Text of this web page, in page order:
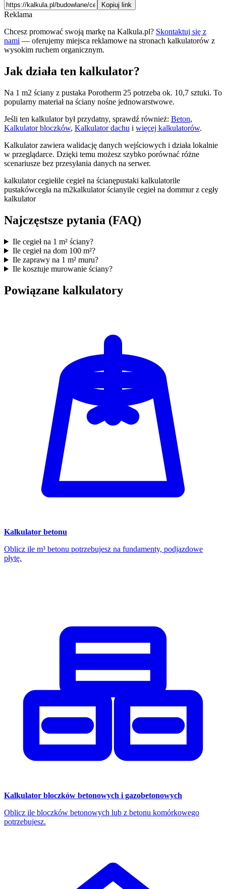
Kopiuj link
Reklama
Chcesz promować swoją markę na Kalkula.pl? Skontaktuj się z
nami — oferujemy miejsca reklamowe na stronach kalkulatorów z
wysokim ruchem organicznym.
Jak działa ten kalkulator?
Na 1 m2 ściany z pustaka Porotherm 25 potrzeba ok. 10,7 sztuki. To
popularny materiał na ściany nośne jednowarstwowe.
Jeśli ten kalkulator był przydatny, sprawdź również: Beton,
Kalkulator bloczków, Kalkulator dachu i więcej kalkulatorów.
Kalkulator zawiera walidację danych wejściowych i działa lokalnie
w przeglądarce. Dzięki temu możesz szybko porównać różne
scenariusze bez przesyłania danych na serwer.
kalkulator cegiełile cegieł na ścianępustaki kalkulatorile
pustakówcegła na m2kalkulator ścianyile cegieł na dommur z cegły
kalkulator
Najczęstsze pytania (FAQ)
Ile cegieł na 1 m² ściany?
Ile cegieł na dom 100 m²?
Ile zaprawy na 1 m² muru?
Ile kosztuje murowanie ściany?
Powiązane kalkulatory
Kalkulator betonu
Oblicz ile m³ betonu potrzebujesz na fundamenty, podjazdowe
płytę.
Kalkulator bloczków betonowych i gazobetonowych
Oblicz ile bloczków betonowych lub z betonu komórkowego
potrzebujesz.